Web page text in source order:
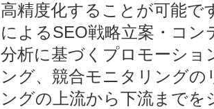
高精度化することが可能で
によるSEO戦略立案・コ
分析に基づくプロモーショ
ング、競合モニタリング
ングの上流から下流まで